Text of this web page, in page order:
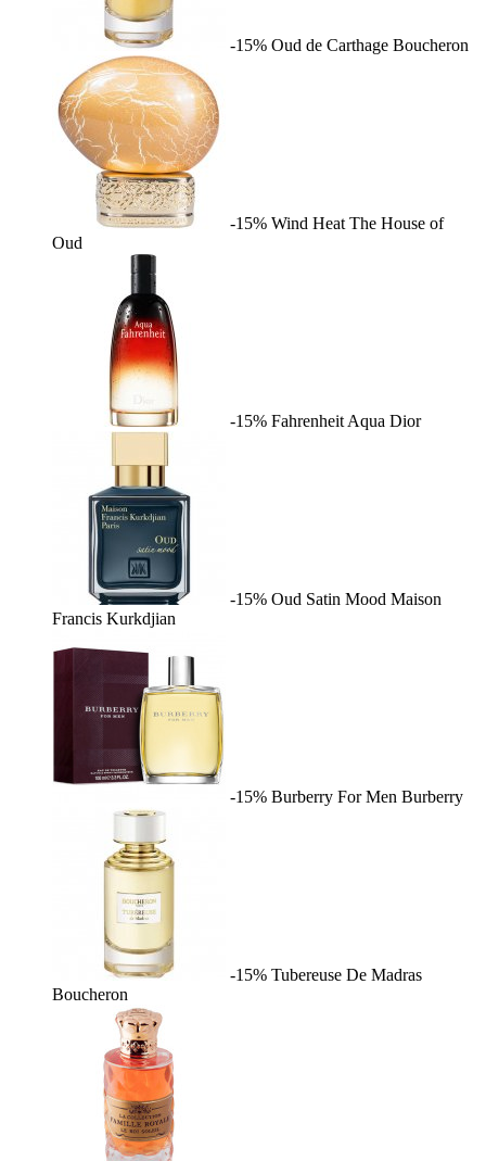
-15% Oud de Carthage Boucheron
-15% Wind Heat The House of
Oud
-15% Fahrenheit Aqua Dior
-15% Oud Satin Mood Maison
Francis Kurkdjian
-15% Burberry For Men Burberry
-15% Tubereuse De Madras
Boucheron